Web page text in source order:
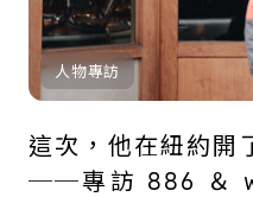
人物專訪
這次，他在紐約開
──專訪 886 ＆